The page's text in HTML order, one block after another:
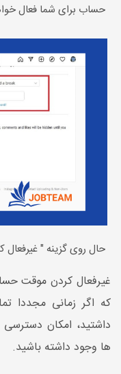
حساب برای شما فعال
حال روی گزینه "
غیرفعال کردن موقت
که اگر زمانی مجددا
داشتید، امکان دسترسی
ها وجود داشته باشید.